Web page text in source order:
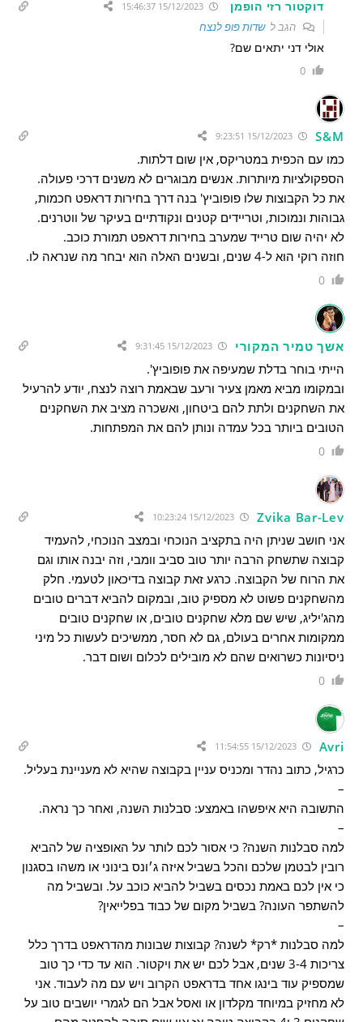
דוקטור רזי הופמן
הגב לשדות פופ לנצח
אולי דני יתאים שם?
0
S&M
כמו עם הכפית במטריקס, אין שום דלתות.
הספקולציות מיותרות. אנשים מבוגרים לא משנים דרכי פעולה.
את כל הקבוצות שלו פופוביץ' בנה דרך בחירות דראפט חכמות,
גבוהות ונמוכות, וטריידים קטנים ונקודתיים בעיקר של ווטרנים.
לא יהיה שום טרייד שמערב בחירות דראפט תמורת כוכב.
חוזה רוקי הוא ל-4 שנים, ובשנים האלה הוא יבחר מה שנראה לו.
0
אשך טמיר המקורי
הייתי בוחר בדלת שמעיפה את פופוביץ'.
ובמקומו מביא מאמן צעיר ורעב שבאמת רוצה לנצח, יודע להרעיל
את השחקנים ולתת להם ביטחון, ואשכרה מציב את השחקנים
הטובים ביותר בכל עמדה ונותן להם את המפתחות.
0
Zvika Bar-Lev
אני חושב שניתן היה בתקציב הנוכחי ובמצב הנוכחי, להעמיד
קבוצה שתשחק הרבה יותר טוב סביב וומבי, וזה יבנה אותו וגם
את הרוח של הקבוצה. כרגע זאת קבוצה בדיכאון לטעמי. חלק
מהשחקנים פשוט לא מספיק טוב, ובמקום להביא דברים טובים
מהג'יליג, שיש שם מלא שחקנים טובים, או שחקנים טובים
ממקומות אחרים בעולם, גם לא חסר, ממשיכים לעשות כל מיני
ניסיונות כשרואים שהם לא מובילים לכלום ושום דבר.
0
Avri
15/12/2023 11:54:55
כרגיל, כתוב נהדר ומכניס עניין בקבוצה שהיא לא מעניינת בעליל.
–
התשובה היא איפשהו באמצע: סבלנות השנה, ואחר כך נראה.
–
למה סבלנות השנה? כי אסור לכם לותר על האופציה של להביא
רובין לבטמן שלכם והכל בשביל איזה ג׳ונס בינוני או משהו בסגנון
כי אין לכם באמת נכסים בשביל להביא כוכב על. ובשביל מה
להשתפר העונה? בשביל מקום של כבוד בפלייאין?
–
למה סבלנות *רק* לשנה? קבוצות שבונות מהדראפט בדרך כלל
צריכות 3-4 שנים, אבל לכם יש את ויקטור. הוא עד כדי כך טוב
שמספיק עוד בינגו אחד בדראפט הקרוב ויש עם מה לעבוד. אני
לא מחזיק במיוחד מקלדון או ואסל אבל הם לגמרי יושבים טוב על